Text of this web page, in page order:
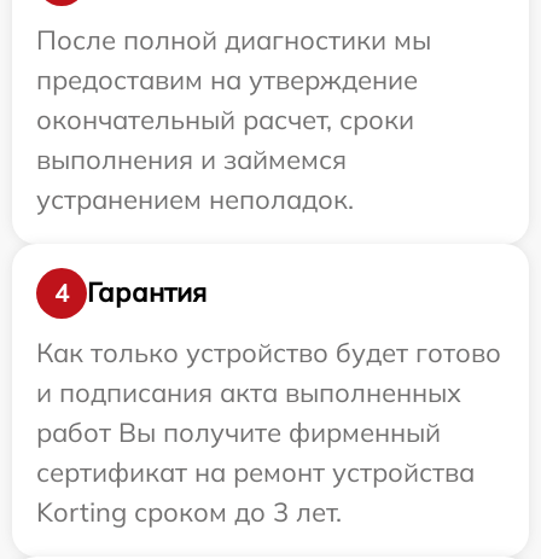
После полной диагностики мы
предоставим на утверждение
окончательный расчет, сроки
выполнения и займемся
устранением неполадок.
4
Гарантия
Как только устройство будет готово
и подписания акта выполненных
работ Вы получите фирменный
сертификат на ремонт устройства
Korting сроком до 3 лет.